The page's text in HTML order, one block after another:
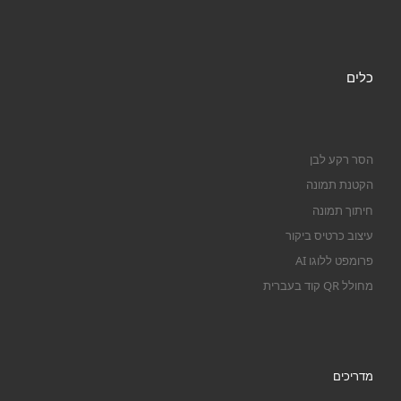
כלים
הסר רקע לבן
הקטנת תמונה
חיתוך תמונה
עיצוב כרטיס ביקור
פרומפט ללוגו AI
מחולל QR קוד בעברית
מדריכים